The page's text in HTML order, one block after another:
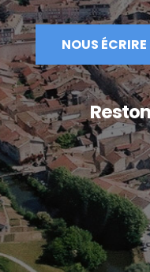
NOUS ÉCRIRE